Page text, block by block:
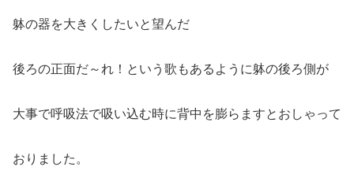
躰の器を大きくしたいと望んだ
後ろの正面だ～れ！という歌もあるように躰の後ろ側が
大事で呼吸法で吸い込む時に背中を膨らますとおしゃって
おりました。